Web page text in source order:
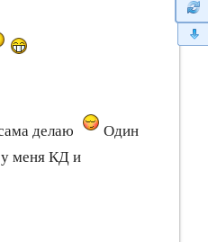
делаю
Один
у меня КД и